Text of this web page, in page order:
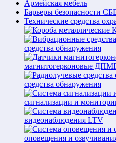
Армейская мебель
Барьеры безопасности
Технические средства
средства обнаружения
магнитогерконовые
средства обнаружения
сигнализации и
видеонаблюдения LTV
оповещения и